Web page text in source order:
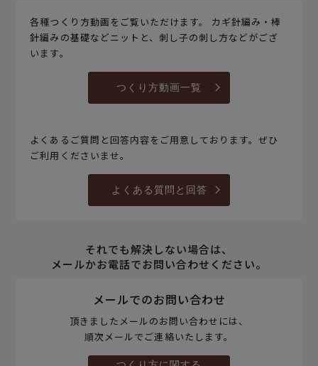
各種つくり方動画をご覧いただけます。 カギ針編み・棒
針編みの基礎などニットと、刺し子の刺し方などがござ
います。
つくり方動画一覧
よくあるご質問と回答内容をご用意しております。ぜひ
ご利用くださいませ。
よくある質問と回答
それでも解決しない場合は、
メールかお電話でお問い合わせください。
メールでのお問い合わせ
頂きましたメールのお問い合わせには、
順次メールでご連絡いたします。